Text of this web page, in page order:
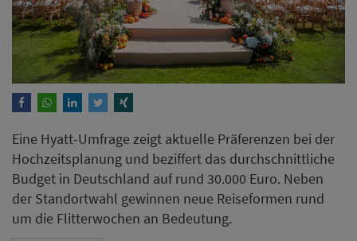
Eine Hyatt-Umfrage zeigt aktuelle Präferenzen bei der
Hochzeitsplanung und beziffert das durchschnittliche
Budget in Deutschland auf rund 30.000 Euro. Neben
der Standortwahl gewinnen neue Reiseformen rund
um die Flitterwochen an Bedeutung.